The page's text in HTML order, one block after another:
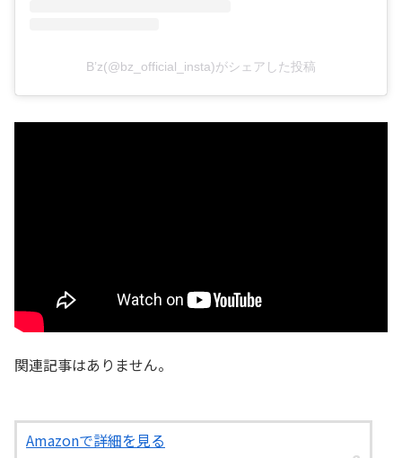
B’z(@bz_official_insta)がシェアした投稿
関連記事はありません。
Amazonで詳細を見る